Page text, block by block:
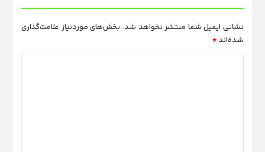
نشانی ایمیل شما منتشر نخواهد شد. بخش‌های موردنیاز علامت‌گذاری
شده‌اند *